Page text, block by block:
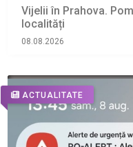
Vijelii în Prahova.
localități
08.08.2026
ACTUALITATE